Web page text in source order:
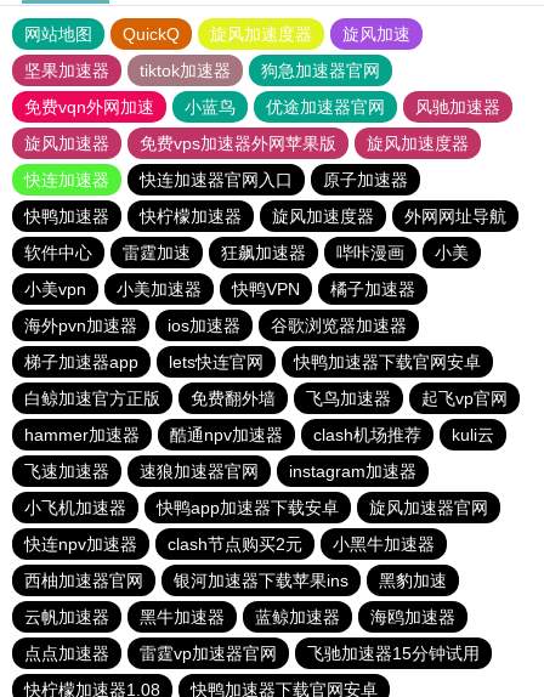
网站地图 QuickQ 旋风加速度器
旋风加速
坚果加速器
tiktok加速器
狗急加速器官网
免费vqn外网加速
小蓝鸟 优途加速器官网
风驰加速器
旋风加速器
免费vps加速器外网苹果版
旋风加速度器
快连加速器
快连加速器官网入口
原子加速器
快鸭加速器
快柠檬加速器 旋风加速度器
外网网址导航
软件中心
雷霆加速 狂飙加速器 哔咔漫画
小美
小美vpn
小美加速器 快鸭VPN
橘子加速器
海外pvn加速器
ios加速器
谷歌浏览器加速器
梯子加速器app
lets快连官网
快鸭加速器下载官网安卓
白鲸加速官方正版
免费翻外墙 飞鸟加速器
起飞vp官网
hammer加速器
酷通npv加速器 clash机场推荐
kuli云
飞速加速器
速狼加速器官网
instagram加速器
小飞机加速器
快鸭app加速器下载安卓
旋风加速器官网
快连npv加速器
clash节点购买2元
小黑牛加速器
西柚加速器官网
银河加速器下载苹果ins
黑豹加速
云帆加速器
黑牛加速器 蓝鲸加速器
海鸥加速器
点点加速器
雷霆vp加速器官网
飞驰加速器15分钟试用
快柠檬加速器1.08
快鸭加速器下载官网安卓